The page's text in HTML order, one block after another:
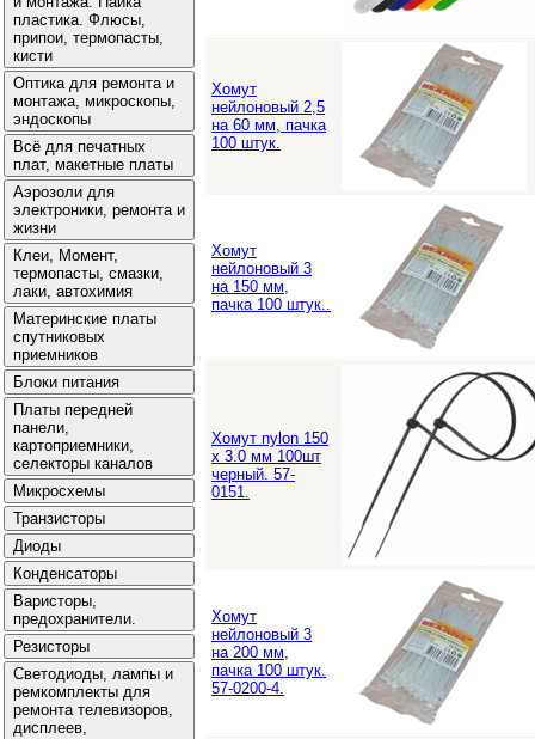
Хомут
нейлоновый 2,5
на 60 мм, пачка
100 штук.
Хомут
нейлоновый 3
на 150 мм,
пачка 100 штук..
Хомут nylon 150
х 3.0 мм 100шт
черный. 57-
0151.
Хомут
нейлоновый 3
на 200 мм,
пачка 100 штук.
57-0200-4.